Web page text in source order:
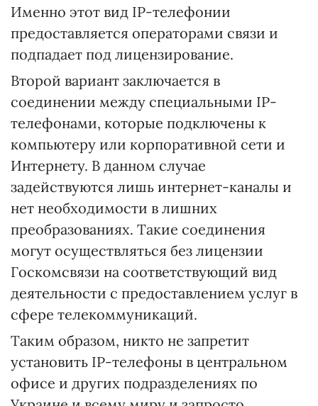
Именно этот вид IP-телефонии
предоставляется операторами связи и
подпадает под лицензирование.
Второй вариант заключается в
соединении между специальными IP-
телефонами, которые подключены к
компьютеру или корпоративной сети и
Интернету. В данном случае
задействуются лишь интернет-каналы и
нет необходимости в лишних
преобразованиях. Такие соединения
могут осуществляться без лицензии
Госкомсвязи на соответствующий вид
деятельности с предоставлением услуг в
сфере телекоммуникаций.
Таким образом, никто не запретит
установить IP-телефоны в центральном
офисе и других подразделениях по